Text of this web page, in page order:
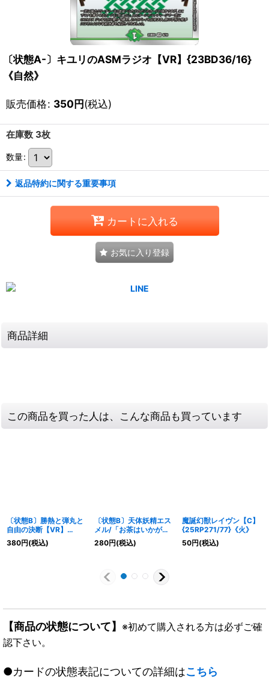
〔状態A-〕キユリのASMラジオ【VR】{23BD36/16}
《自然》
販売価格: 350円(税込)
在庫数 3枚
数量:
返品特約に関する重要事項
カートに入れる
お気に入り登録
商品詳細
この商品を買った人は、こんな商品も買っています
〔状態B〕勝熱と弾丸と
自由の決断【VR】
{EX193/68}《無》
380円(税込)
〔状態B〕天体妖精エス
メル/「お茶はいかがで
すか？」【VR】
{EX1745/138}《多》
280円(税込)
魔誕幻獣レイヴン【C】
{25RP271/77}《火》
50円(税込)
【商品の状態について】 ※初めて購入される方は必ずご確
認下さい。
●カードの状態表記についての詳細はこちら